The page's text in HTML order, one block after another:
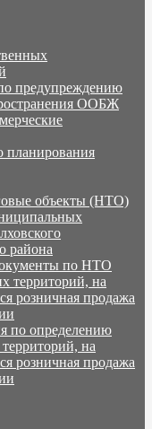
предупреждению
ООБЖ
планирования
объекты (НТО)
района
по НТО
территорий, на
розничная продажа
по определению
на
розничная продажа